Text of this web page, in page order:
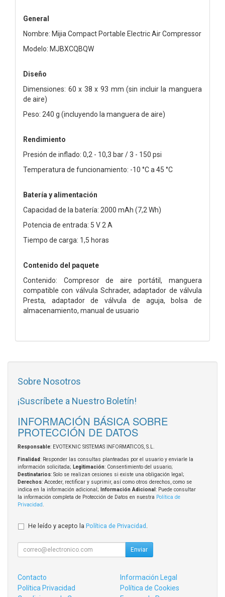
General
Nombre: Mijia Compact Portable Electric Air Compressor
Modelo: MJBXCQBQW
Diseño
Dimensiones: 60 x 38 x 93 mm (sin incluir la manguera
de aire)
Peso: 240 g (incluyendo la manguera de aire)
Rendimiento
Presión de inflado: 0,2 - 10,3 bar / 3 - 150 psi
Temperatura de funcionamiento: -10 °C a 45 °C
Batería y alimentación
Capacidad de la batería: 2000 mAh (7,2 Wh)
Potencia de entrada: 5 V 2 A
Tiempo de carga: 1,5 horas
Contenido del paquete
Contenido: Compresor de aire portátil, manguera
compatible con válvula Schrader, adaptador de válvula
Presta, adaptador de válvula de aguja, bolsa de
almacenamiento, manual de usuario
Sobre Nosotros
¡Suscríbete a Nuestro Boletín!
INFORMACIÓN BÁSICA SOBRE
PROTECCIÓN DE DATOS
Responsable: EVOTEKNIC SISTEMAS INFORMATICOS, S.L.
Finalidad: Responder las consultas planteadas por el usuario y enviarle la
información solicitada; Legitimación: Consentimiento del usuario;
Destinatarios: Solo se realizan cesiones si existe una obligación legal;
Derechos: Acceder, rectificar y suprimir, así como otros derechos, como se
indica en la información adicional;
Información Adicional : Puede consultar
la información completa de Protección de Datos en nuestra Política de
Privacidad
He leído y acepto la Política de Privacidad
Enviar
Contacto
Información Legal
Política Privacidad
Política de Cookies